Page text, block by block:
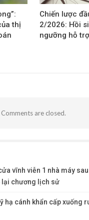
thị
Chiến lược
2/2026: Hồi
ngưỡng hỗ
Comments are closed.
vĩnh viễn 1 nhà máy
lại chương lịch sử
hạ cánh khẩn cấp xuống